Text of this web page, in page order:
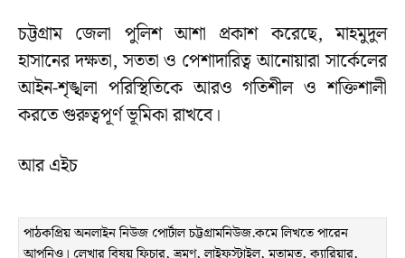
চট্টগ্রাম জেলা পুলিশ আশা প্রকাশ করেছে, মাহমুদুল
হাসানের দক্ষতা, সততা ও পেশাদারিত্ব আনোয়ারা সার্কেলের
আইন-শৃঙ্খলা পরিস্থিতিকে আরও গতিশীল ও শক্তিশালী
করতে গুরুত্বপূর্ণ ভূমিকা রাখবে।
আর এইচ
পাঠকপ্রিয় অনলাইন নিউজ পোর্টাল চট্টগ্রামনিউজ.কমে লিখতে পারেন